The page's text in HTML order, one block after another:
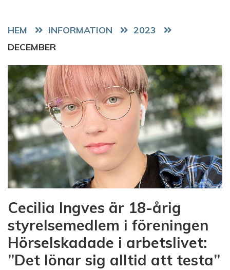
HEM
2023
DECEMBER
Cecilia Ingves är 18-årig
styrelsemedlem i föreningen
Hörselskadade i arbetslivet:
”Det lönar sig alltid att testa”